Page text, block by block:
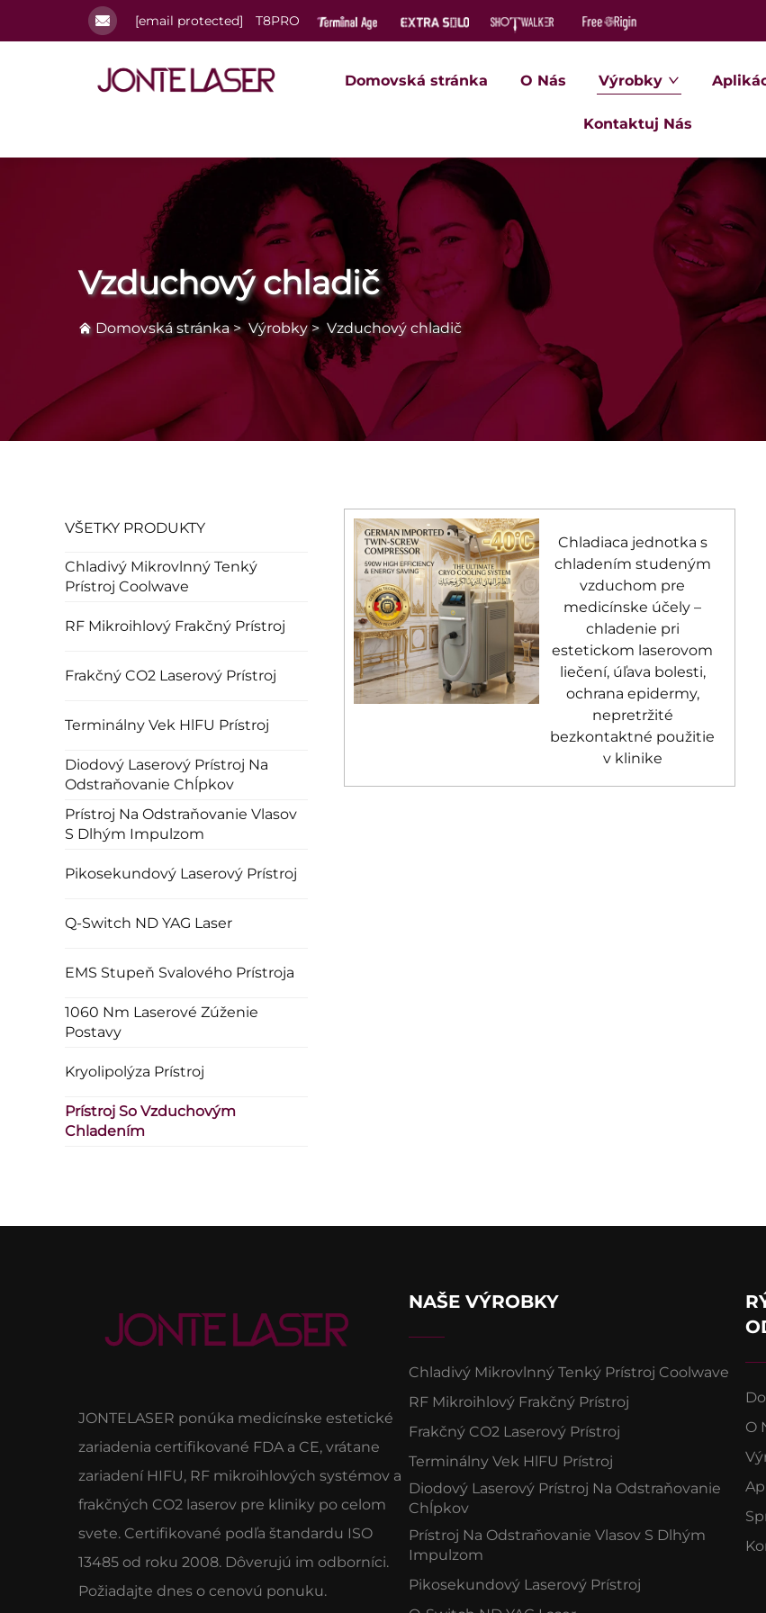
[email protected] T8PRO
Domovská stránka O Nás Výrobky
Kontaktuj Nás
Vzduchový chladič
Domovská stránka>Výrobky> Vzduchový chladič
VŠETKY PRODUKTY
Chladivý Mikrovlnný Tenký
Prístroj Coolwave
RF Mikroihlový Frakčný Prístroj
Frakčný CO2 Laserový Prístroj
Terminálny Vek HlFU Prístroj
Diodový Laserový Prístroj Na
Odstraňovanie Chĺpkov
Prístroj Na Odstraňovanie Vlasov
S Dlhým Impulzom
Pikosekundový Laserový Prístroj
Q-Switch ND YAG Laser
EMS Stupeň Svalového Prístroja
1060 Nm Laserové Zúženie
Postavy
Kryolipolýza Prístroj
Prístroj So Vzduchovým
Chladením
Chladiaca jednotka s
chladením studeným
vzduchom pre
medicínske účely –
chladenie pri
estetickom laserovom
liečení, úľava bolesti,
ochrana epidermy,
nepretržité
bezkontaktné použitie
v klinike
JONTELASER ponúka medicínske estetické
zariadenia certifikované FDA a CE, vrátane
zariadení HIFU, RF mikroihlových systémov a
frakčných CO2 laserov pre kliniky po celom
svete. Certifikované podľa štandardu ISO
13485 od roku 2008. Dôverujú im odborníci.
Požiadajte dnes o cenovú ponuku.
NAŠE VÝROBKY
Chladivý Mikrovlnný Tenký Prístroj Coolwave
RF Mikroihlový Frakčný Prístroj
Frakčný CO2 Laserový Prístroj
Terminálny Vek HlFU Prístroj
Diodový Laserový Prístroj Na Odstraňovanie
Chĺpkov
Prístroj Na Odstraňovanie Vlasov S Dlhým
Impulzom
Pikosekundový Laserový Prístroj
O